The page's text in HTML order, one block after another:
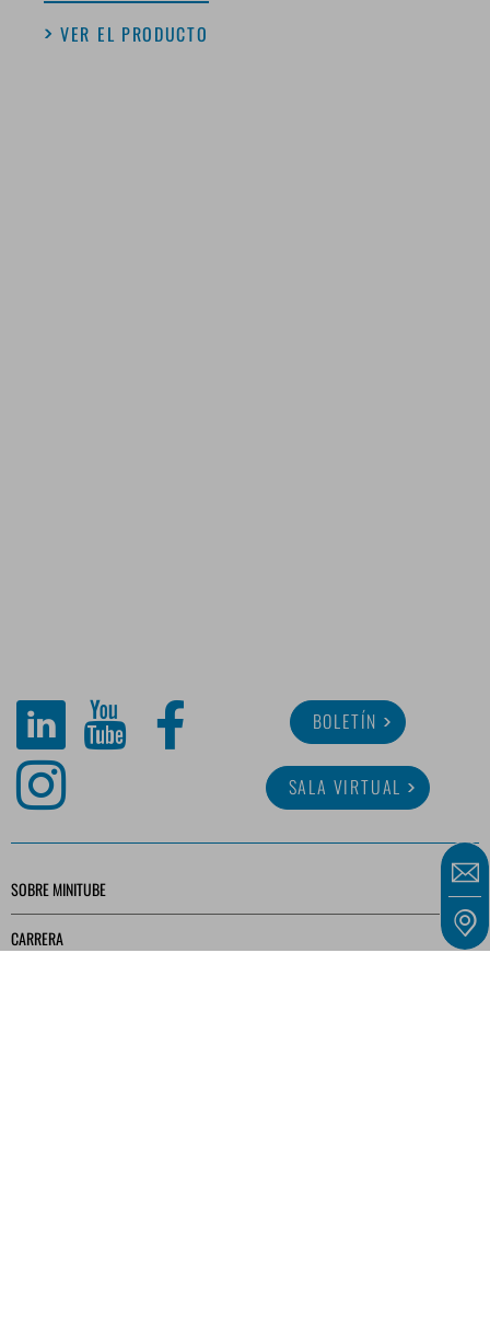
VER EL PRODUCTO
BOLETÍN
SALA VIRTUAL
SOBRE MINITUBE
CARRERA